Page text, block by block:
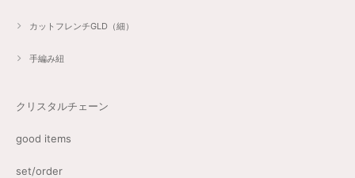
カットフレンチGLD（細）
手編み紐
クリスタルチェーン
good items
set/order